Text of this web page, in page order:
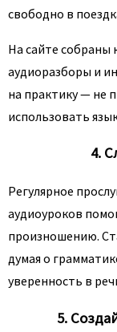
свободно в
На сайте собраны
аудиоразборы и
на практику — не
использовать
4.
Регулярное
аудиоуроков
произношению.
думая о
уверенность в
5.